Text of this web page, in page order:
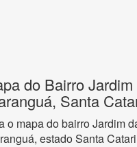
do Bairro
Santa
o mapa do bairro Jardim
estado Santa